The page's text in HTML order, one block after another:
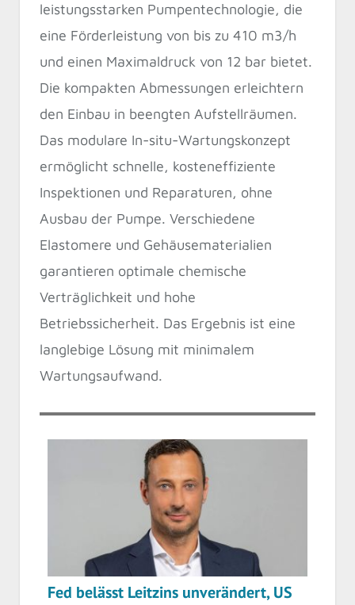
leistungsstarken Pumpentechnologie, die
eine Förderleistung von bis zu 410 m3/h
und einen Maximaldruck von 12 bar bietet.
Die kompakten Abmessungen erleichtern
den Einbau in beengten Aufstellräumen.
Das modulare In-situ-Wartungskonzept
ermöglicht schnelle, kosteneffiziente
Inspektionen und Reparaturen, ohne
Ausbau der Pumpe. Verschiedene
Elastomere und Gehäusematerialien
garantieren optimale chemische
Verträglichkeit und hohe
Betriebssicherheit. Das Ergebnis ist eine
langlebige Lösung mit minimalem
Wartungsaufwand.
Fed belässt Leitzins unverändert, US